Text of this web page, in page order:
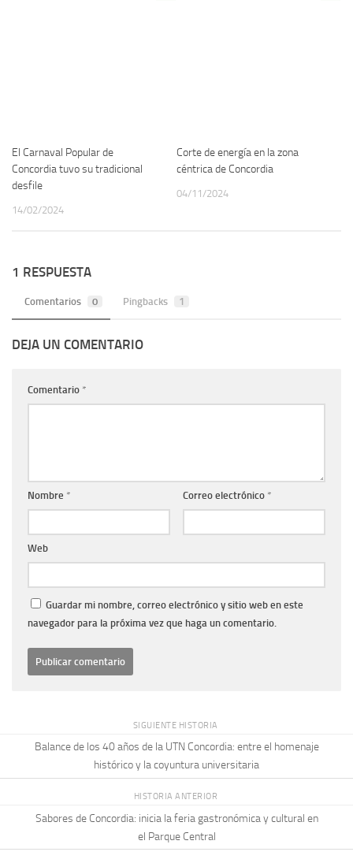
El Carnaval Popular de
Concordia tuvo su tradicional
desfile
14/02/2024
Corte de energía en la zona
céntrica de Concordia
04/11/2024
1 RESPUESTA
Comentarios 0 Pingbacks 1
DEJA UN COMENTARIO
Comentario *
Nombre * Correo electrónico *
Web
Guardar mi nombre, correo electrónico y sitio web en este
navegador para la próxima vez que haga un comentario.
SIGUIENTE HISTORIA
Balance de los 40 años de la UTN Concordia: entre el homenaje
histórico y la coyuntura universitaria
HISTORIA ANTERIOR
Sabores de Concordia: inicia la feria gastronómica y cultural en
el Parque Central